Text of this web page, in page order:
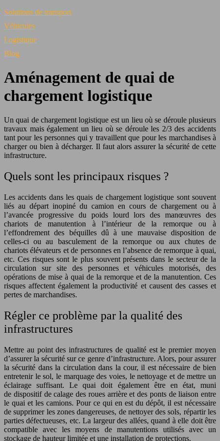
Solutions de transport
Véhicules
Logistique
Blog
Aménagement de quai de
chargement logistique
Un quai de chargement logistique est un lieu où se déroule plusieurs
travaux mais également un lieu où se déroule les 2/3 des accidents
tant pour les personnes qui y travaillent que pour les marchandises à
charger ou bien à décharger. Il faut alors assurer la sécurité de cette
infrastructure.
Quels sont les principaux risques ?
Les accidents dans les quais de chargement logistique sont souvent
liés au départ inopiné du camion en cours de chargement ou à
l’avancée progressive du poids lourd lors des manœuvres des
chariots de manutention à l’intérieur de la remorque ou à
l’effondrement des béquilles dû à une mauvaise disposition de
celles-ci ou au basculement de la remorque ou aux chutes de
chariots élévateurs et de personnes en l’absence de remorque à quai,
etc. Ces risques sont le plus souvent présents dans le secteur de la
circulation sur site des personnes et véhicules motorisés, des
opérations de mise à quai de la remorque et de la manutention. Ces
risques affectent également la productivité et causent des casses et
pertes de marchandises.
Régler ce problème par la qualité des
infrastructures
Mettre au point des infrastructures de qualité est le premier moyen
d’assurer la sécurité sur ce genre d’infrastructure. Alors, pour assurer
la sécurité dans la circulation dans la cour, il est nécessaire de bien
entretenir le sol, le marquage des voies, le nettoyage et de mettre un
éclairage suffisant. Le quai doit également être en état, muni
de dispositif de calage des roues arrière et des ponts de liaison entre
le quai et les camions. Pour ce qui en est du dépôt, il est nécessaire
de supprimer les zones dangereuses, de nettoyer des sols, répartir les
parties défectueuses, etc. La largeur des allées, quand à elle doit être
compatible avec les moyens de manutentions utilisés avec un
stockage de hauteur limitée et une installation de protections.